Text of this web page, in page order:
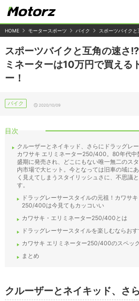
HOME モータースポーツ バイク スポーツバイク
スポーツバイクと互角の速さ
ミネーターは10万円で買える
ー！
バイク 2020/10/09
目次
クルーザーとネイキッド、さらにドラッグレ
カワサキ エリミネーター250/400。80年代中
盛期に発売され、どこにもない唯一無二のス
内市場で大ヒット。今となっては旧車の域に
く見えてしまうスタイリッシュさに、不思議
す。
ドラッグレーサースタイルの元祖！カワサ
250/400は今見てもカッコいい
カワサキ・エリミネーター250/400とは
ドラッグレーサースタイルを楽しむならお
カワサキ エリミネーター250/400のスペック
まとめ
クルーザーとネイキッド、さ